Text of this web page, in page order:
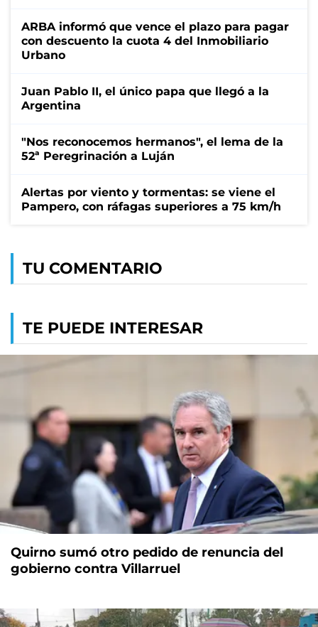
ARBA informó que vence el plazo para pagar
con descuento la cuota 4 del Inmobiliario
Urbano
Juan Pablo II, el único papa que llegó a la
Argentina
"Nos reconocemos hermanos", el lema de la
52ª Peregrinación a Luján
Alertas por viento y tormentas: se viene el
Pampero, con ráfagas superiores a 75 km/h
TU COMENTARIO
TE PUEDE INTERESAR
Quirno sumó otro pedido de renuncia del
gobierno contra Villarruel